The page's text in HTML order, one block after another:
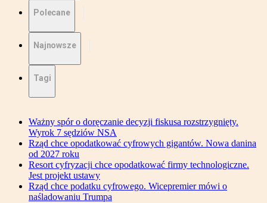
Polecane
Najnowsze
Tagi
Ważny spór o doręczanie decyzji fiskusa rozstrzygnięty.
Wyrok 7 sędziów NSA
Rząd chce opodatkować cyfrowych gigantów. Nowa danina
od 2027 roku
Resort cyfryzacji chce opodatkować firmy technologiczne.
Jest projekt ustawy
Rząd chce podatku cyfrowego. Wicepremier mówi o
naśladowaniu Trumpa